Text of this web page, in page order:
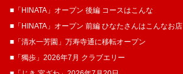
■「HINATA」オープン 後編 コースはこんな
■「HINATA」オープン 前編 ひなたさんはこんなお店
■「清水一芳園」万寿寺通に移転オープン
■「獨歩」2026年7月 クラブエリー